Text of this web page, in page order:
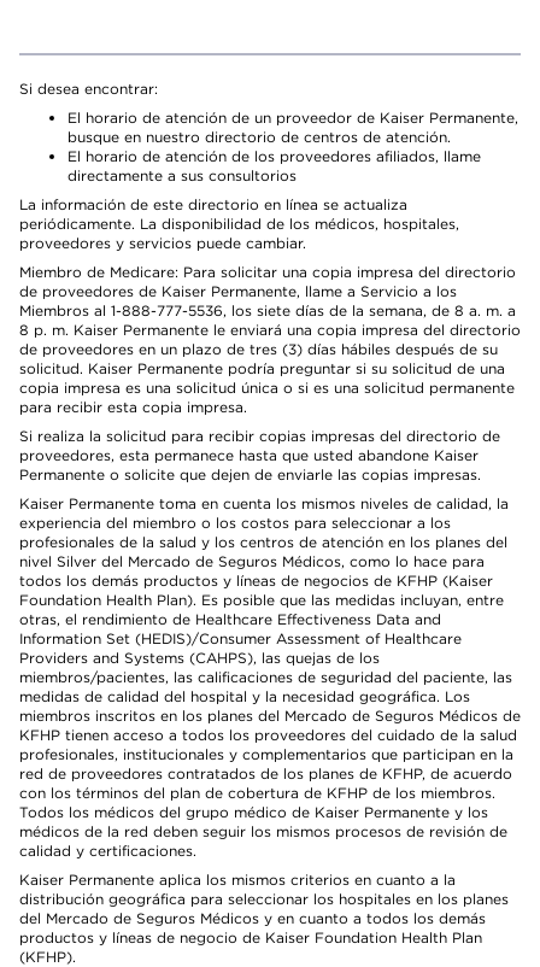
Si desea encontrar:
El horario de atención de un proveedor de Kaiser Permanente,
busque en nuestro directorio de centros de atención.
El horario de atención de los proveedores afiliados, llame
directamente a sus consultorios
La información de este directorio en línea se actualiza
periódicamente. La disponibilidad de los médicos, hospitales,
proveedores y servicios puede cambiar.
Miembro de Medicare: Para solicitar una copia impresa del directorio
de proveedores de Kaiser Permanente, llame a Servicio a los
Miembros al 1-888-777-5536, los siete días de la semana, de 8 a. m. a
8 p. m. Kaiser Permanente le enviará una copia impresa del directorio
de proveedores en un plazo de tres (3) días hábiles después de su
solicitud. Kaiser Permanente podría preguntar si su solicitud de una
copia impresa es una solicitud única o si es una solicitud permanente
para recibir esta copia impresa.
Si realiza la solicitud para recibir copias impresas del directorio de
proveedores, esta permanece hasta que usted abandone Kaiser
Permanente o solicite que dejen de enviarle las copias impresas.
Kaiser Permanente toma en cuenta los mismos niveles de calidad, la
experiencia del miembro o los costos para seleccionar a los
profesionales de la salud y los centros de atención en los planes del
nivel Silver del Mercado de Seguros Médicos, como lo hace para
todos los demás productos y líneas de negocios de KFHP (Kaiser
Foundation Health Plan). Es posible que las medidas incluyan, entre
otras, el rendimiento de Healthcare Effectiveness Data and
Information Set (HEDIS)/Consumer Assessment of Healthcare
Providers and Systems (CAHPS), las quejas de los
miembros/pacientes, las calificaciones de seguridad del paciente, las
medidas de calidad del hospital y la necesidad geográfica. Los
miembros inscritos en los planes del Mercado de Seguros Médicos de
KFHP tienen acceso a todos los proveedores del cuidado de la salud
profesionales, institucionales y complementarios que participan en la
red de proveedores contratados de los planes de KFHP, de acuerdo
con los términos del plan de cobertura de KFHP de los miembros.
Todos los médicos del grupo médico de Kaiser Permanente y los
médicos de la red deben seguir los mismos procesos de revisión de
calidad y certificaciones.
Kaiser Permanente aplica los mismos criterios en cuanto a la
distribución geográfica para seleccionar los hospitales en los planes
del Mercado de Seguros Médicos y en cuanto a todos los demás
productos y líneas de negocio de Kaiser Foundation Health Plan
(KFHP).